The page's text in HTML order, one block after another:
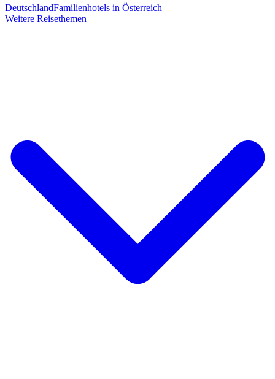
DeutschlandFamilienhotels in Österreich
Weitere Reisethemen